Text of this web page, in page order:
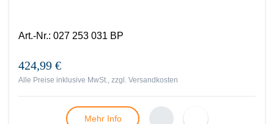
Art.-Nr.: 027 253 031 BP
424,99 €
Alle Preise inklusive MwSt., zzgl. Versandkosten
Mehr Info